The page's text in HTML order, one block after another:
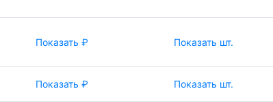
Показать ₽ Показать шт.
Показать ₽ Показать шт.